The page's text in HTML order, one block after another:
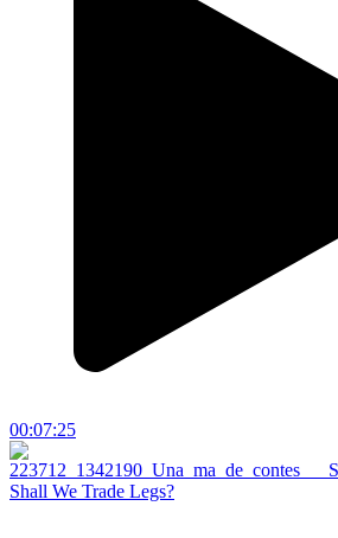
00:07:25
Shall We Trade Legs?